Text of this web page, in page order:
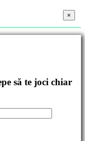
×
să te joci chiar
×
×